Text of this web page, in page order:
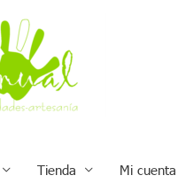
Tienda Mi cuenta